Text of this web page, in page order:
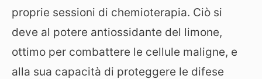
proprie sessioni di chemioterapia. Ciò si
deve al potere antiossidante del limone,
ottimo per combattere le cellule maligne, e
alla sua capacità di proteggere le difese